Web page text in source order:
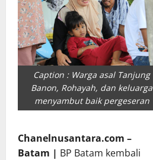
Caption : Warga asal Tanjung
Banon, Rohayah, dan keluarga
menyambut baik pergeseran
Chanelnusantara.com –
Batam | BP Batam kembali